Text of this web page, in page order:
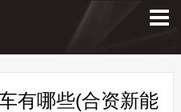
有哪些(合资新能